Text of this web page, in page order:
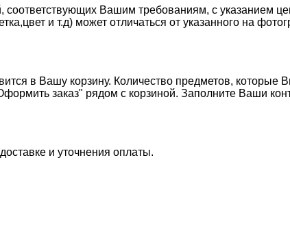
Вашим требованиям, с указанием
и т.д) может отличаться от указанного на
в Вашу корзину. Количество предметов, которые
заказ" рядом с корзиной. Заполните Ваши
и уточнения оплаты.